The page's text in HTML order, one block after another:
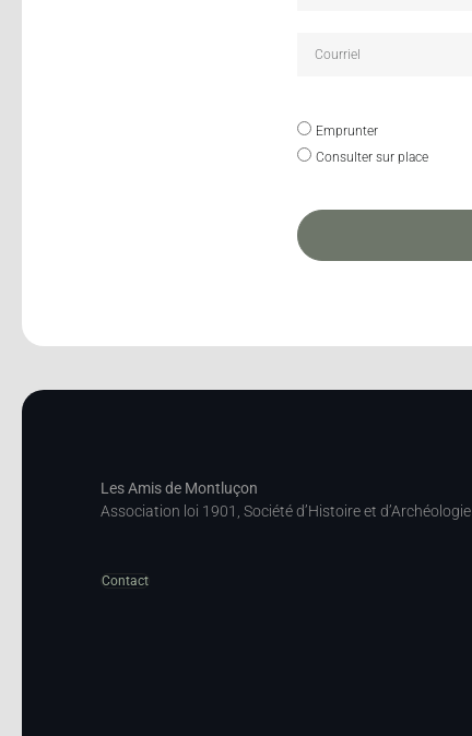
Emprunter
Consulter sur place
Les Amis de Montluçon
Association loi 1901, Société d’Histoire et d’Archéologie
Contact